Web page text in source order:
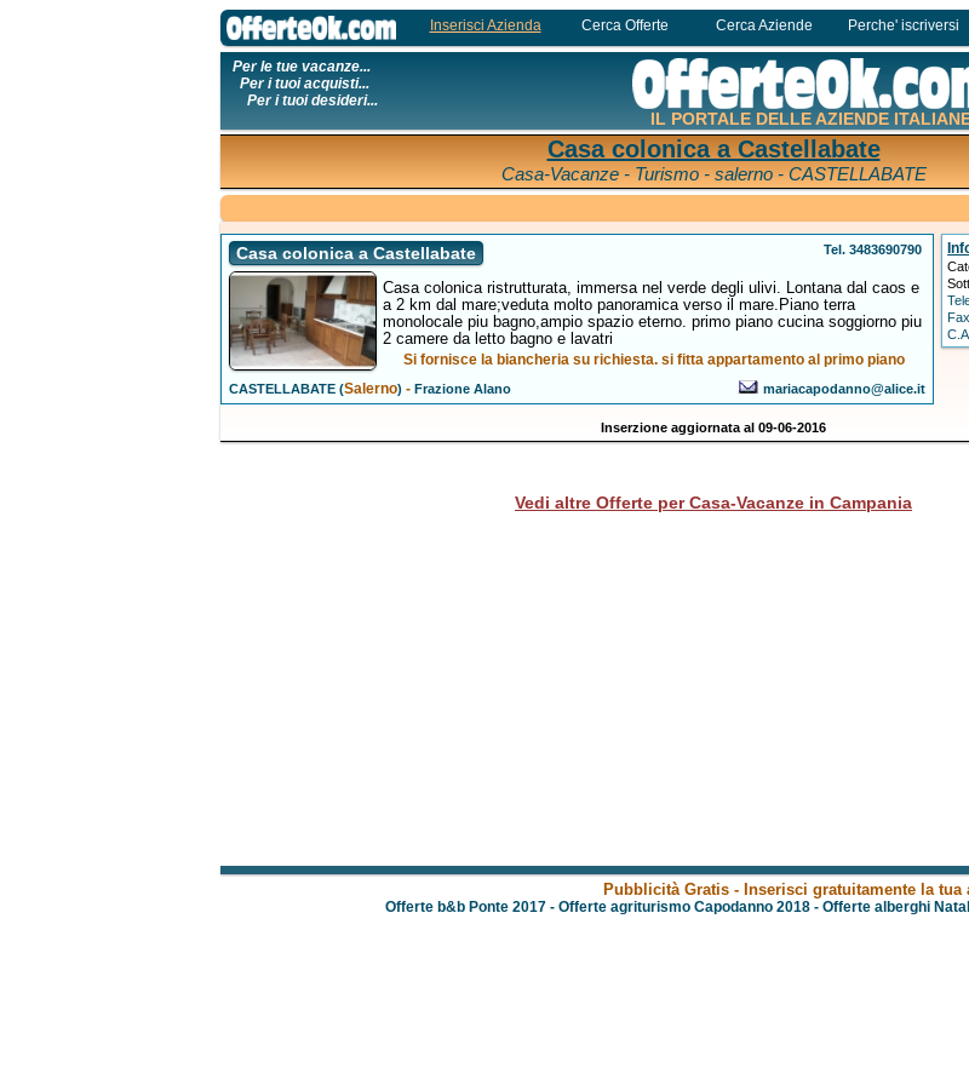
Inserisci Azienda Cerca Offerte Cerca Aziende Perche' iscriversi
Per le tue vacanze...
Per i tuoi acquisti...
Per i tuoi desideri...
IL PORTALE DELLE AZIENDE
Casa colonica a Castellabate
Casa-Vacanze - Turismo - salerno - CASTELLABATE
Casa colonica a Castellabate Tel. 3483690790
Casa colonica ristrutturata, immersa nel verde degli ulivi. Lontana dal caos e
a 2 km dal mare;veduta molto panoramica verso il mare.Piano terra
monolocale piu bagno,ampio spazio eterno. primo piano cucina soggiorno piu
2 camere da letto bagno e lavatri
Si fornisce la biancheria su richiesta. si fitta appartamento al primo piano
CASTELLABATE (Salerno) -Frazione Alano mariacapodanno@alice.it
Inserzione aggiornata al 09-06-2016
Vedi altre Offerte per Casa-Vacanze in Campania
Pubblicità Gratis - Inserisci gratuitamente la tua
Offerte b&b Ponte 2017 - Offerte agriturismo Capodanno 2018 - Offerte alberghi